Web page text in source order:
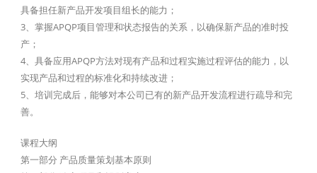
具备担任新产品开发项目组长的能力；
3、掌握APQP项目管理和状态报告的关系，以确保新产品的准时投
产；
4、具备应用APQP方法对现有产品和过程实施过程评估的能力，以
实现产品和过程的标准化和持续改进；
5、培训完成后，能够对本公司已有的新产品开发流程进行疏导和完
善。
课程大纲
第一部分 产品质量策划基本原则